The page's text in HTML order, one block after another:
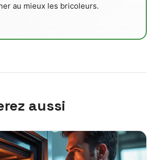
au mieux les bricoleurs.
aussi